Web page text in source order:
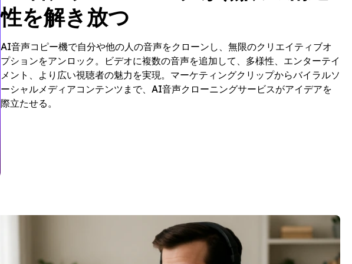
性を解き放つ
AI音声コピー機で自分や他の人の音声をクローンし、無限のクリエイティブオ
プションをアンロック。ビデオに複数の音声を追加して、多様性、エンターテイ
メント、より広い視聴者の魅力を実現。マーケティングクリップからバイラルソ
ーシャルメディアコンテンツまで、AI音声クローニングサービスがアイデアを
際立たせる。